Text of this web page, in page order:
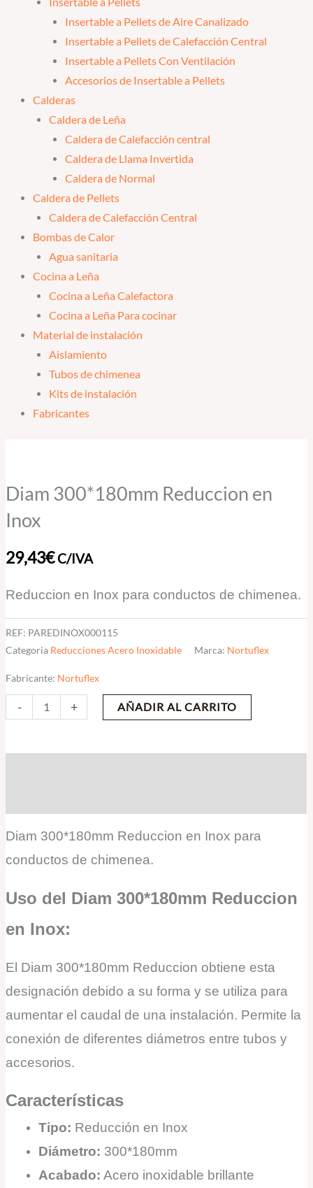
Insertable a Pellets de Aire Canalizado
Insertable a Pellets de Calefacción Central
Insertable a Pellets Con Ventilación
Accesorios de Insertable a Pellets
Calderas
Caldera de Leña
Caldera de Calefacción central
Caldera de Llama Invertida
Caldera de Normal
Caldera de Pellets
Caldera de Calefacción Central
Bombas de Calor
Agua sanitaria
Cocina a Leña
Cocina a Leña Calefactora
Cocina a Leña Para cocinar
Material de instalación
Aislamiento
Tubos de chimenea
Kits de instalación
Fabricantes
Diam 300*180mm Reduccion en
Inox
29,43€C/IVA
Reduccion en Inox para conductos de chimenea.
REF: PAREDINOX000115
Categoria Reducciones Acero Inoxidable Marca: Nortuflex
Fabricante: Nortuflex
-
Reduccion
Inox
+ AÑADIR AL CARRITO
Diam 300*180mm Reduccion en Inox para
conductos de chimenea.
Uso del Diam 300*180mm Reduccion
en Inox:
El Diam 300*180mm Reduccion obtiene esta
designación debido a su forma y se utiliza para
aumentar el caudal de una instalación. Permite la
conexión de diferentes diámetros entre tubos y
accesorios.
Características
Tipo: Reducción en Inox
Diámetro: 300*180mm
Acabado: Acero inoxidable brillante